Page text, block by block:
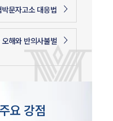
문자고소 대응법
해와 반의사불벌
요 강점